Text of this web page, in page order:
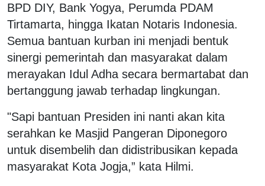
BPD DIY, Bank Yogya, Perumda PDAM
Tirtamarta, hingga Ikatan Notaris Indonesia.
Semua bantuan kurban ini menjadi bentuk
sinergi pemerintah dan masyarakat dalam
merayakan Idul Adha secara bermartabat dan
bertanggung jawab terhadap lingkungan.
"Sapi bantuan Presiden ini nanti akan kita
serahkan ke Masjid Pangeran Diponegoro
untuk disembelih dan didistribusikan kepada
masyarakat Kota Jogja,” kata Hilmi.